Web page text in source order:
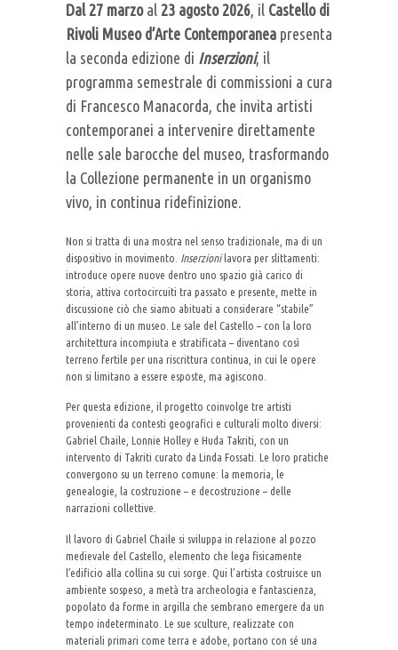
Dal 27 marzo al 23 agosto 2026, il Castello di
Rivoli Museo d’Arte Contemporanea presenta
la seconda edizione di Inserzioni, il
programma semestrale di commissioni a cura
di Francesco Manacorda, che invita artisti
contemporanei a intervenire direttamente
nelle sale barocche del museo, trasformando
la Collezione permanente in un organismo
vivo, in continua ridefinizione.
Non si tratta di una mostra nel senso tradizionale, ma di un
dispositivo in movimento. Inserzionilavora per slittamenti:
introduce opere nuove dentro uno spazio già carico di
storia, attiva cortocircuiti tra passato e presente, mette in
discussione ciò che siamo abituati a considerare “stabile”
all’interno di un museo. Le sale del Castello – con la loro
architettura incompiuta e stratificata – diventano così
terreno fertile per una riscrittura continua, in cui le opere
non si limitano a essere esposte, ma agiscono.
Per questa edizione, il progetto coinvolge tre artisti
provenienti da contesti geografici e culturali molto diversi:
Gabriel Chaile, Lonnie Holley e Huda Takriti, con un
intervento di Takriti curato da Linda Fossati. Le loro pratiche
convergono su un terreno comune: la memoria, le
genealogie, la costruzione – e decostruzione – delle
narrazioni collettive.
Il lavoro di Gabriel Chaile si sviluppa in relazione al pozzo
medievale del Castello, elemento che lega fisicamente
l’edificio alla collina su cui sorge. Qui l’artista costruisce un
ambiente sospeso, a metà tra archeologia e fantascienza,
popolato da forme in argilla che sembrano emergere da un
tempo indeterminato. Le sue sculture, realizzate con
materiali primari come terra e adobe, portano con sé una